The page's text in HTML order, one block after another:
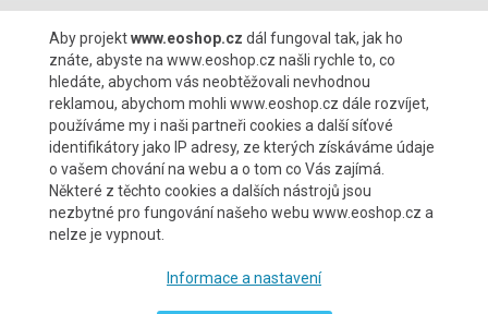
Možnosti platby
Možnosti dopravy
Aby projektwww.eoshop.cz dál fungoval tak, jak ho
znáte, abyste na www.eoshop.cz našli rychle to, co
hledáte, abychom vás neobtěžovali nevhodnou
reklamou, abychom mohli www.eoshop.cz dále rozvíjet,
používáme my i naši partneři cookies a další síťové
identifikátory jako IP adresy, ze kterých získáváme údaje
o vašem chování na webu a o tom co Vás zajímá.
Některé z těchto cookies a dalších nástrojů jsou
nezbytné pro fungování našeho webu www.eoshop.cz a
nelze je vypnout.
Informace a nastavení